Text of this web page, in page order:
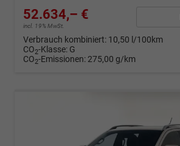
52.634,– €
incl. 19% MwSt.
Verbrauch kombiniert: 10,50 l/100km
CO2-Klasse: G
CO2-Emissionen: 275,00 g/km